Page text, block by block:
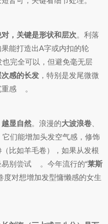
，关键是形状和层次。利落
果能打造出A字或内扣的轮
也完全可以，但避免毫无层
次感的长发 ，特别是发尾微微
感
。
显自然。浪漫的大波浪卷
它们能增加头发空气感，修饰
（比如羊毛卷），如果从发根
别尝试
。今年流行的“莱斯
度对想增加发型慵懒感的女生